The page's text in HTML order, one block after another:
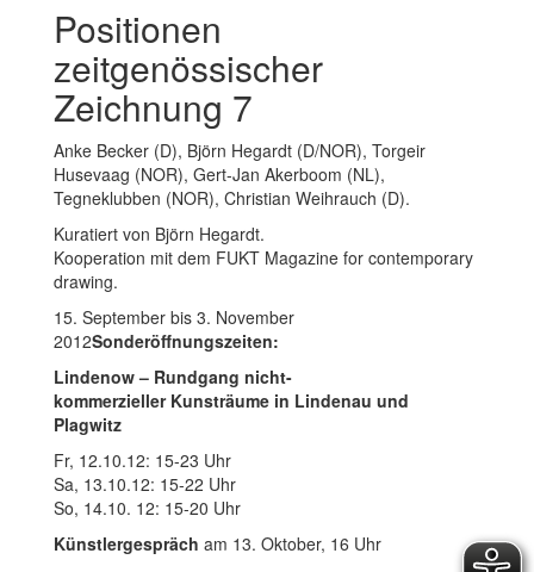
Positionen
zeitgenössischer
Zeichnung 7
Anke Becker (D), Björn Hegardt (D/NOR), Torgeir
Husevaag (NOR), Gert-Jan Akerboom (NL),
Tegneklubben (NOR), Christian Weihrauch (D).
Kuratiert von Björn Hegardt.
Kooperation mit dem FUKT Magazine for contemporary
drawing.
15. September bis 3. November
2012Sonderöffnungszeiten:
Lindenow – Rundgang nicht-
kommerzieller Kunsträume in Lindenau und
Plagwitz
Fr, 12.10.12: 15-23 Uhr
Sa, 13.10.12: 15-22 Uhr
So, 14.10. 12: 15-20 Uhr
Künstlergespräch am 13. Oktober, 16 Uhr